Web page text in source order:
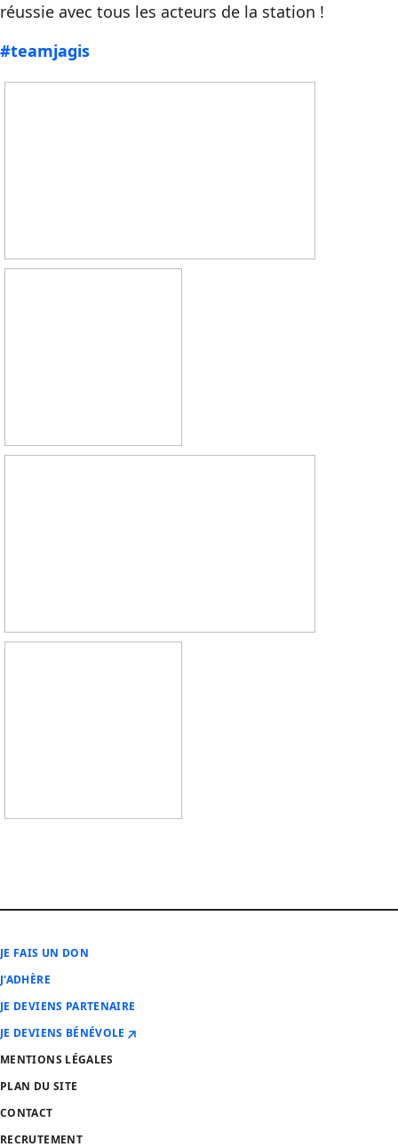
réussie avec tous les acteurs de la station !
#teamjagis
JE FAIS UN DON
J'ADHÈRE
JE DEVIENS PARTENAIRE
JE DEVIENS BÉNÉVOLE
MENTIONS LÉGALES
PLAN DU SITE
CONTACT
RECRUTEMENT